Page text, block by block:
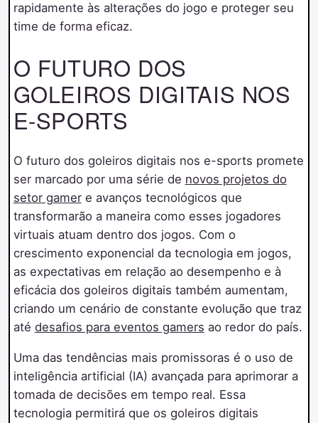
rapidamente às alterações do jogo e proteger seu
time de forma eficaz.
O FUTURO DOS
GOLEIROS DIGITAIS NOS
E-SPORTS
O futuro dos goleiros digitais nos e-sports promete
ser marcado por uma série de novos projetos do
setor gamere avanços tecnológicos que
transformarão a maneira como esses jogadores
virtuais atuam dentro dos jogos. Com o
crescimento exponencial da tecnologia em jogos,
as expectativas em relação ao desempenho e à
eficácia dos goleiros digitais também aumentam,
criando um cenário de constante evolução que traz
até desafios para eventos gamers ao redor do país.
Uma das tendências mais promissoras é o uso de
inteligência artificial (IA) avançada para aprimorar a
tomada de decisões em tempo real. Essa
tecnologia permitirá que os goleiros digitais